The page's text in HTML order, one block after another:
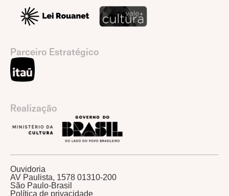
Parceiro Estratégico
Realização
Ouvidoria
AV Paulista, 1578 01310-200
São Paulo-Brasil
Política de privacidade